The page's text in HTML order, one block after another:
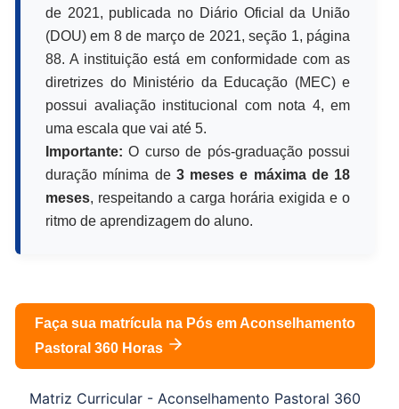
de 2021, publicada no Diário Oficial da União
(DOU) em 8 de março de 2021, seção 1, página
88. A instituição está em conformidade com as
diretrizes do Ministério da Educação (MEC) e
possui avaliação institucional com nota 4, em
uma escala que vai até 5.
Importante: O curso de pós-graduação possui
duração mínima de 3 meses e máxima de 18
meses, respeitando a carga horária exigida e o
ritmo de aprendizagem do aluno.
Faça sua matrícula na Pós emAconselhamento
Pastoral 360 Horas
Matriz Curricular - Aconselhamento Pastoral 360